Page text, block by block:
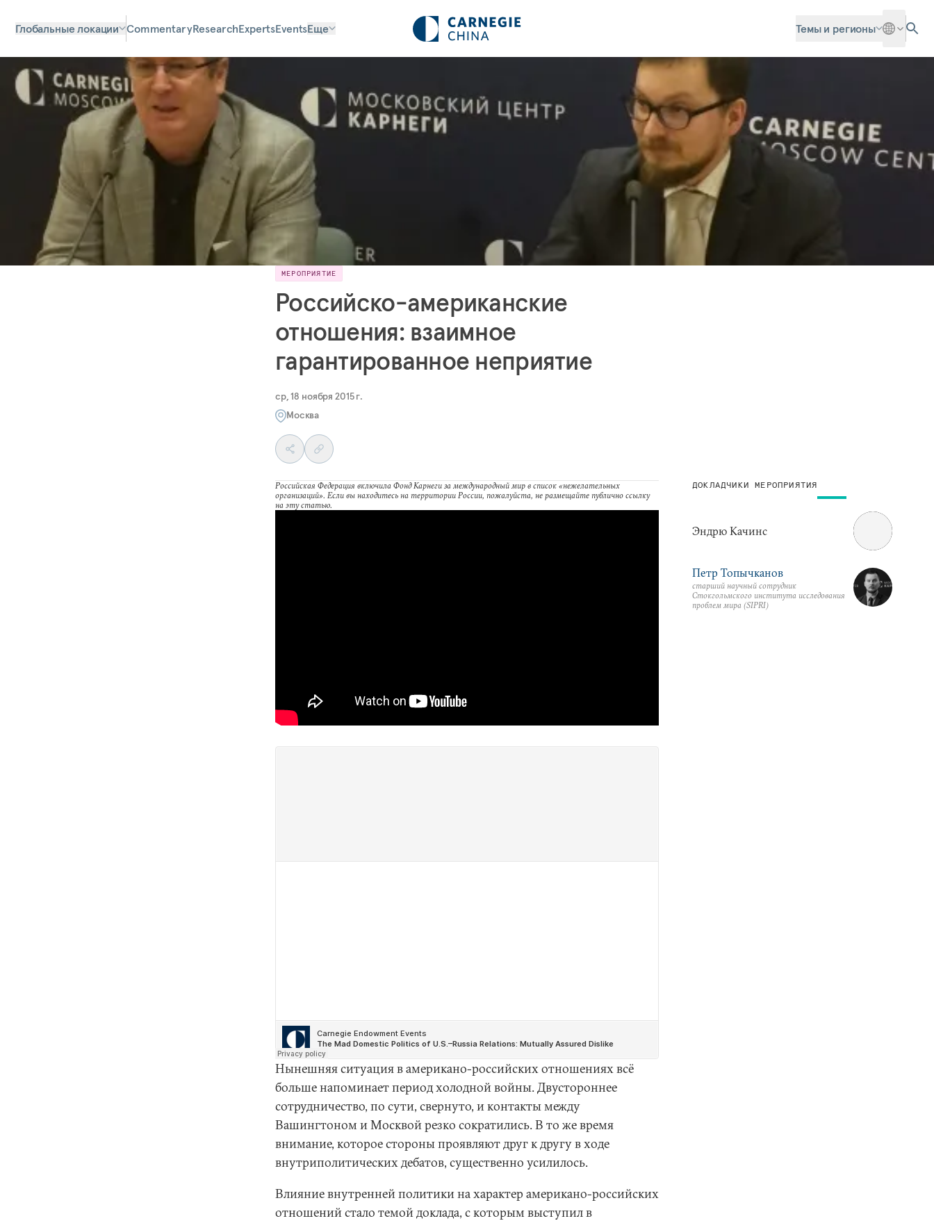
Глобальные локации CommentaryResearchExpertsEventsЕще Темы и регионы
МЕРОПРИЯТИЕ
Российско-американские
отношения: взаимное
гарантированное неприятие
ср, 18 ноября 2015 г.
Москва
Российская Федерация включила Фонд Карнеги за международный мир в список «нежелательных
организаций». Если вы находитесь на территории России, пожалуйста, не размещайте публично ссылку
на эту статью.
Нынешняя ситуация в американо-российских отношениях всё
больше напоминает период холодной войны. Двустороннее
сотрудничество, по сути, свернуто, и контакты между
Вашингтоном и Москвой резко сократились. В то же время
внимание, которое стороны проявляют друг к другу в ходе
внутриполитических дебатов, существенно усилилось.
Влияние внутренней политики на характер американо-российских
отношений стало темой доклада, с которым выступил в
ДОКЛАДЧИКИ МЕРОПРИЯТИЯ
Эндрю Качинс
Петр Топычканов
старший научный сотрудник
Стокгольмского института исследования
проблем мира (SIPRI)